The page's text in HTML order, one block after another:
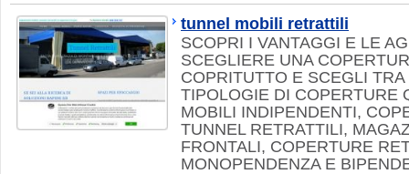
tunnel mobili retrattili
SCOPRI I VANTAGGI E LE
SCEGLIERE UNA
COPRITUTTO E SCEGLI
TIPOLOGIE DI COPERTURE
MOBILI INDIPENDENTI,
TUNNEL RETRATTILI,
FRONTALI, COPERTURE
MONOPENDENZA E